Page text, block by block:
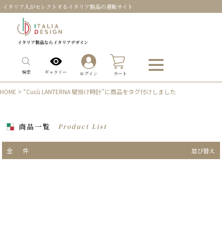
イタリア人がセレクトするイタリア製品の通販サイト
イタリア製品ならイタリアデザイン
検索 ギャラリー ログイン カート
HOME > “Cucù LANTERNA 壁掛け時計”に商品をタグ付けしました
商品一覧 Product List
全 件 並び替え